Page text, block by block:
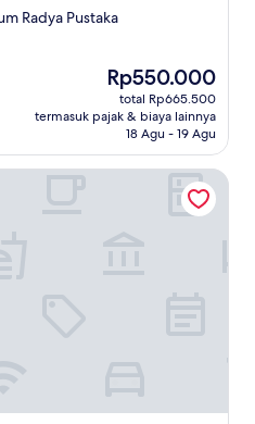
Radya Pustaka
Harga
sekarang
Rp550.000
Rp550.000
total Rp665.500
termasuk pajak & biaya lainnya
18 Agu - 19 Agu